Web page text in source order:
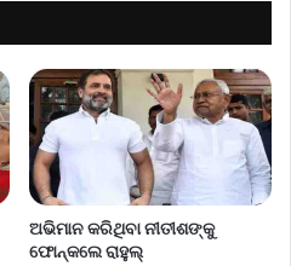
ଅଭିମାନ କରିଥିବା ନୀତୀଶଙ୍କୁ
ଫୋନ୍‌କଲେ ରାହୁଲ୍‌